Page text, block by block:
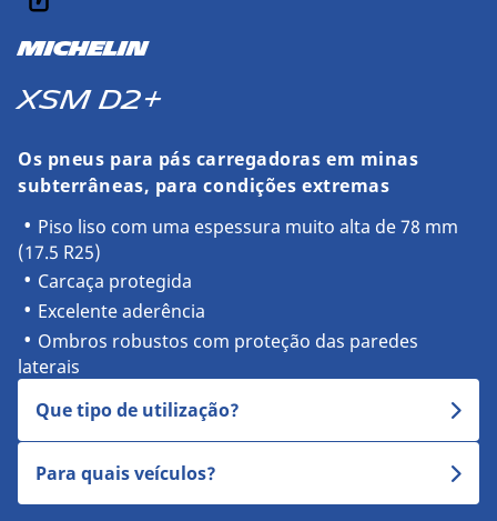
MICHELIN
XSM D2+
Os pneus para pás carregadoras em minas
subterrâneas, para condições extremas
Piso liso com uma espessura muito alta de 78 mm
(17.5 R25)
Carcaça protegida
Excelente aderência
Ombros robustos com proteção das paredes
laterais
Que tipo de utilização?
Para quais veículos?